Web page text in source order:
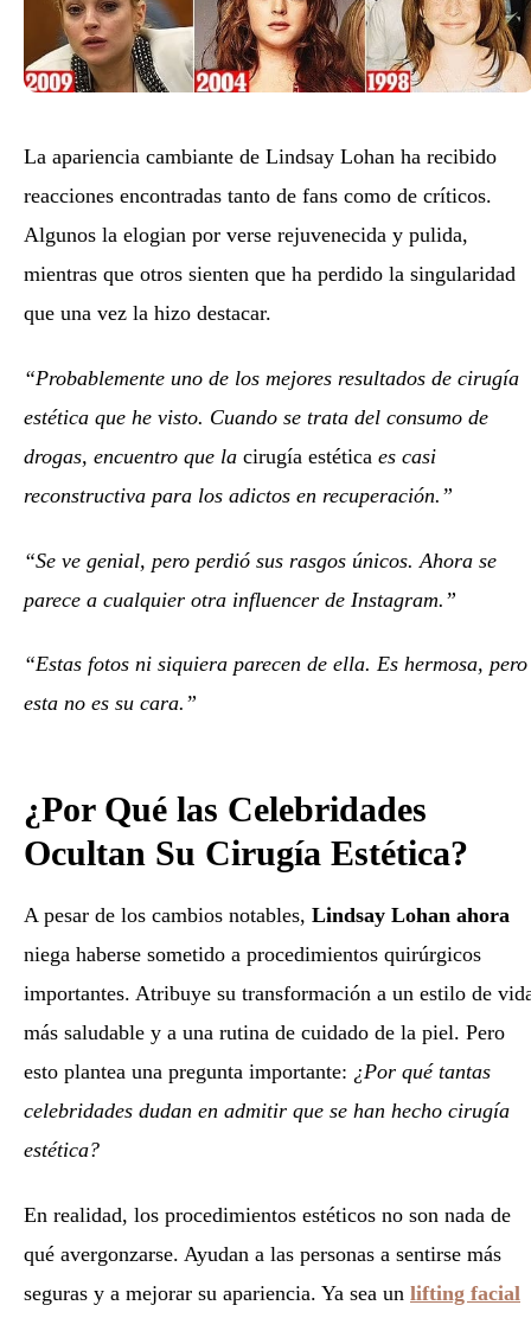
La apariencia cambiante de Lindsay Lohan ha recibido
reacciones encontradas tanto de fans como de críticos.
Algunos la elogian por verse rejuvenecida y pulida,
mientras que otros sienten que ha perdido la singularidad
que una vez la hizo destacar.
“Probablemente uno de los mejores resultados de cirugía
estética que he visto. Cuando se trata del consumo de
drogas, encuentro que la cirugía estética es casi
reconstructiva para los adictos en recuperación.”
“Se ve genial, pero perdió sus rasgos únicos. Ahora se
parece a cualquier otra influencer de Instagram.”
“Estas fotos ni siquiera parecen de ella. Es hermosa, pero
esta no es su cara.”
¿Por Qué las Celebridades
Ocultan Su Cirugía Estética?
A pesar de los cambios notables, Lindsay Lohan ahora
niega haberse sometido a procedimientos quirúrgicos
importantes. Atribuye su transformación a un estilo de
más saludable y a una rutina de cuidado de la piel. Pero
esto plantea una pregunta importante: ¿Por qué tantas
celebridades dudan en admitir que se han hecho cirugía
estética?
En realidad, los procedimientos estéticos no son nada de
qué avergonzarse. Ayudan a las personas a sentirse más
seguras y a mejorar su apariencia. Ya sea un lifting facial